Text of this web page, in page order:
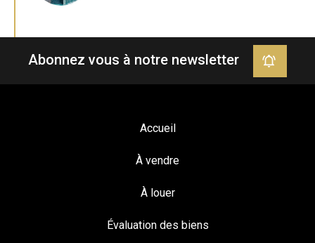
Abonnez vous à notre newsletter
Accueil
À vendre
À louer
Évaluation des biens